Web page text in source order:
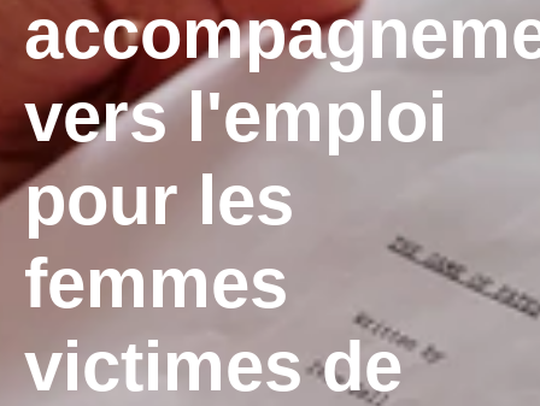
vers l'emploi
pour les
femmes
victimes de